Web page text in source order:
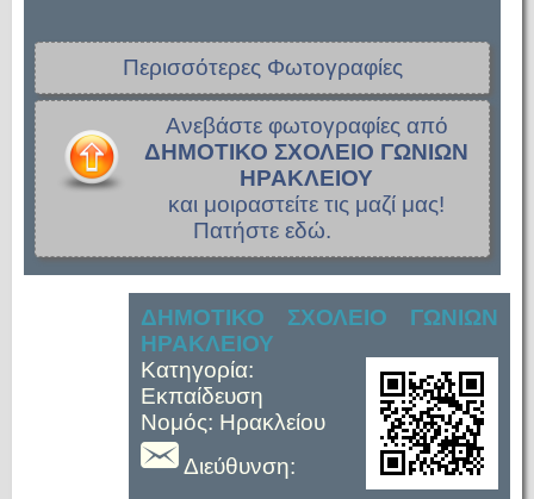
Περισσότερες Φωτογραφίες
Ανεβάστε φωτογραφίες από
ΔΗΜΟΤΙΚΟ ΣΧΟΛΕΙΟ ΓΩΝΙΩΝ
ΗΡΑΚΛΕΙΟΥ
και μοιραστείτε τις μαζί μας!
Πατήστε εδώ.
ΔΗΜΟΤΙΚΟ ΣΧΟΛΕΙΟ ΓΩΝΙΩΝ
ΗΡΑΚΛΕΙΟΥ
Κατηγορία:
Εκπαίδευση
Νομός: Ηρακλείου
Διεύθυνση: